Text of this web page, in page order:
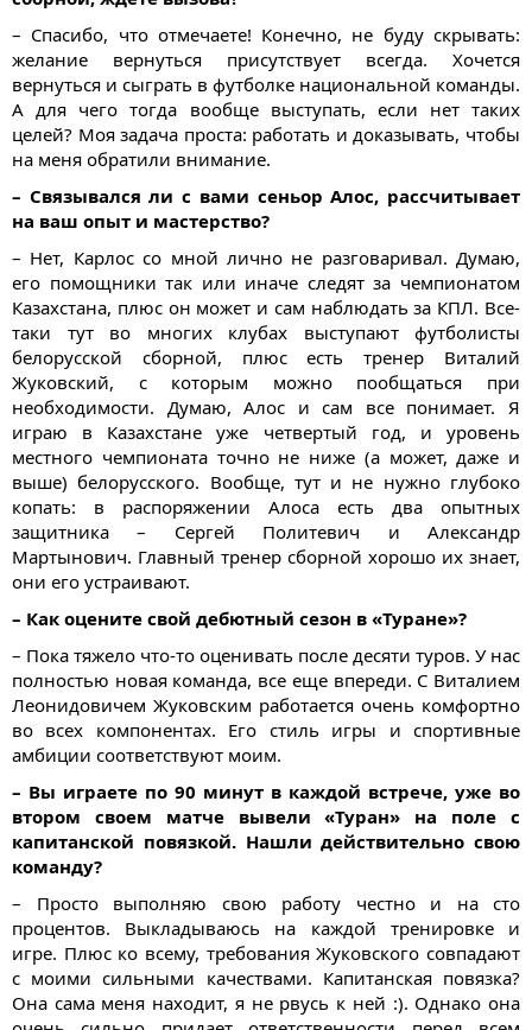
– Спасибо, что отмечаете! Конечно, не буду скрывать:
желание вернуться присутствует всегда. Хочется
вернуться и сыграть в футболке национальной команды.
А для чего тогда вообще выступать, если нет таких
целей? Моя задача проста: работать и доказывать, чтобы
на меня обратили внимание.
– Связывался ли с вами сеньор Алос, рассчитывает
на ваш опыт и мастерство?
– Нет, Карлос со мной лично не разговаривал. Думаю,
его помощники так или иначе следят за чемпионатом
Казахстана, плюс он может и сам наблюдать за КПЛ. Все-
таки тут во многих клубах выступают футболисты
белорусской сборной, плюс есть тренер Виталий
Жуковский, с которым можно пообщаться при
необходимости. Думаю, Алос и сам все понимает. Я
играю в Казахстане уже четвертый год, и уровень
местного чемпионата точно не ниже (а может, даже и
выше) белорусского. Вообще, тут и не нужно глубоко
копать: в распоряжении Алоса есть два опытных
защитника – Сергей Политевич и Александр
Мартынович. Главный тренер сборной хорошо их знает,
они его устраивают.
– Как оцените свой дебютный сезон в «Туране»?
– Пока тяжело что-то оценивать после десяти туров. У нас
полностью новая команда, все еще впереди. С Виталием
Леонидовичем Жуковским работается очень комфортно
во всех компонентах. Его стиль игры и спортивные
амбиции соответствуют моим.
– Вы играете по 90 минут в каждой встрече, уже во
втором своем матче вывели «Туран» на поле с
капитанской повязкой. Нашли действительно свою
команду?
– Просто выполняю свою работу честно и на сто
процентов. Выкладываюсь на каждой тренировке и
игре. Плюс ко всему, требования Жуковского совпадают
с моими сильными качествами. Капитанская повязка?
Она сама меня находит, я не рвусь к ней :). Однако она